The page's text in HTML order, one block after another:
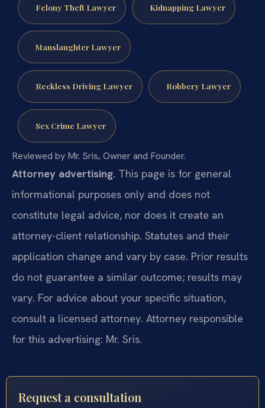
Felony Theft Lawyer Kidnapping Lawyer
Manslaughter Lawyer
Reckless Driving Lawyer Robbery Lawyer
Sex Crime Lawyer
Reviewed by Mr. Sris, Owner and Founder.
Attorney advertising. This page is for general
informational purposes only and does not
constitute legal advice, nor does it create an
attorney-client relationship. Statutes and their
application change and vary by case. Prior results
do not guarantee a similar outcome; results may
vary. For advice about your specific situation,
consult a licensed attorney. Attorney responsible
for this advertising: Mr. Sris.
Request a consultation